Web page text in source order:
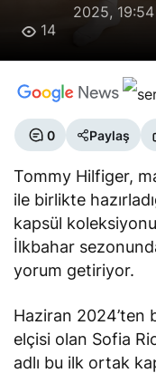
2025, 19:54
14
0 Paylaş
Tommy Hilfiger,
ile birlikte
kapsül
İlkbahar
yorum getiriyor.
Haziran 2024’ten
elçisi olan Sofia
adlı bu ilk ortak